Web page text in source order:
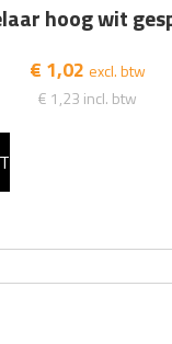
hoog wit
€ 1,02 excl. btw
€ 1,23 incl. btw